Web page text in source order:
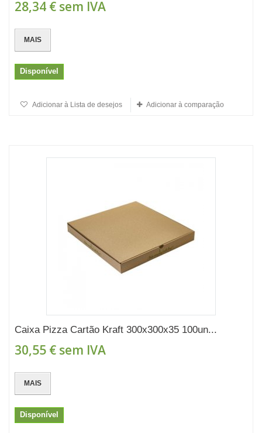
28,34 € sem IVA
MAIS
Disponível
Adicionar à Lista de desejos Adicionar à comparação
Caixa Pizza Cartão Kraft 300x300x35 100un...
30,55 € sem IVA
MAIS
Disponível